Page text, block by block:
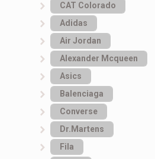
САТ Colorado
Adidas
Air Jordan
Alexander Mcqueen
Asics
Balenciaga
Converse
Dr.Martens
Fila